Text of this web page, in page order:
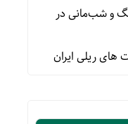
و شب‌مانی در
های ریلی ایران